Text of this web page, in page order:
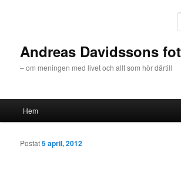
Andreas Davidssons
– om meningen med livet och allt som hör därtill
Hoppa till huvudinnehåll
Hoppa till sekundärt innehåll
Hem
Postat5 april, 2012